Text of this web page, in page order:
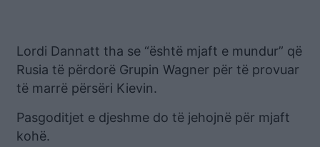
Lordi Dannatt tha se “është mjaft e mundur” që
Rusia të përdorë Grupin Wagner për të provuar
të marrë përsëri Kievin.
Pasgoditjet e djeshme do të jehojnë për mjaft
kohë.